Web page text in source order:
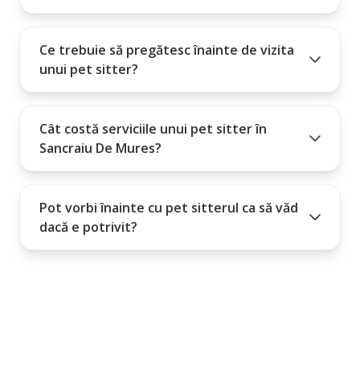
Ce trebuie să pregătesc înainte de vizita
unui pet sitter?
Cât costă serviciile unui pet sitter în
Sancraiu De Mures?
Pot vorbi înainte cu pet sitterul ca să văd
dacă e potrivit?